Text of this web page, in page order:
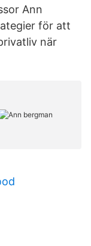
Ann
för att
när